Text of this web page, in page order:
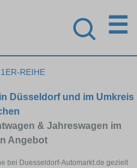
☰
1ER-REIHE
Düsseldorf und im Umkreis
& Jahreswagen im
Angebot
bei Duesseldorf-Automarkt.de gezielt